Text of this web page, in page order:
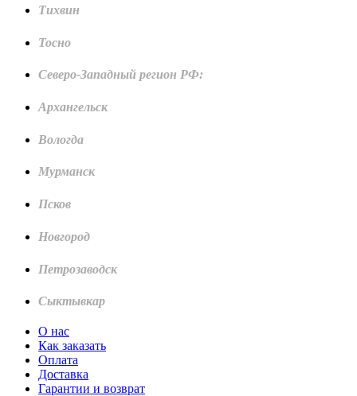
Тихвин
Тосно
Северо-Западный регион РФ:
Архангельск
Вологда
Мурманск
Псков
Новгород
Петрозаводск
Сыктывкар
О нас
Как заказать
Оплата
Доставка
Гарантии и возврат